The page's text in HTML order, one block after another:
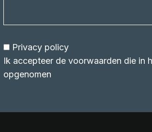
Privacy policy
Ik accepteer de voorwaarden die in
opgenomen